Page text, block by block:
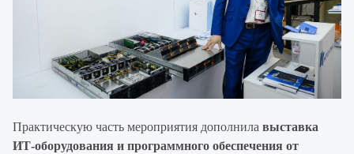
Практическую часть мероприятия дополнила выставка
ИТ-оборудования и программного обеспечения от